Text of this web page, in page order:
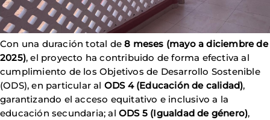
Con una duración total de8 meses (mayo a diciembre de
2025), el proyecto ha contribuido de forma efectiva al
cumplimiento de los Objetivos de Desarrollo Sostenible
(ODS), en particular al ODS 4 (Educación de calidad),
garantizando el acceso equitativo e inclusivo a la
educación secundaria; al ODS 5 (Igualdad de género),